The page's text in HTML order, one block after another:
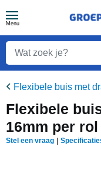
Menu
Flexibele buis met
Flexibele
16mm per
Stel een vraag